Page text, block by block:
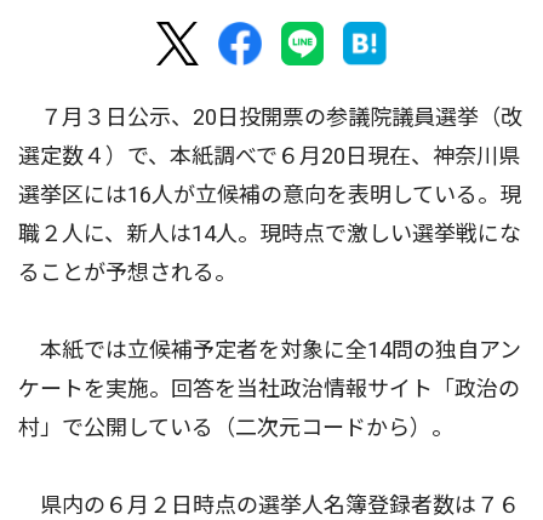
７月３日公示、20日投開票の参議院議員選挙（改
選定数４）で、本紙調べで６月20日現在、神奈川県
選挙区には16人が立候補の意向を表明している。現
職２人に、新人は14人。現時点で激しい選挙戦にな
ることが予想される。
本紙では立候補予定者を対象に全14問の独自アン
ケートを実施。回答を当社政治情報サイト「政治の
村」で公開している（二次元コードから）。
県内の６月２日時点の選挙人名簿登録者数は７６